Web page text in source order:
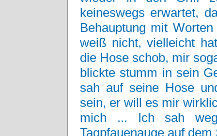
keineswegs erwartet,
Behauptung mit
weiß nicht, vielleicht
die Hose schob, mir
blickte stumm in sein
sah auf seine Hose
sein, er will es mir
mich ... Ich sah
Tagpfauenauge auf